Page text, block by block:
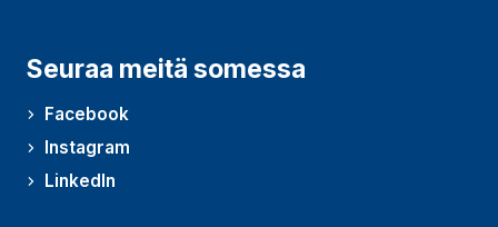
Seuraa meitä somessa
Facebook
Instagram
LinkedIn